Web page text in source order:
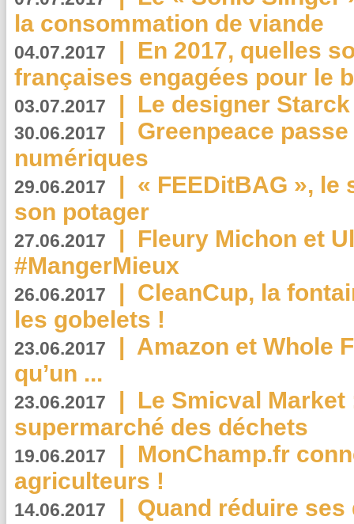
la consommation de viande
04.07.2017 | En 2017, quelles
françaises engagées pour le
03.07.2017 | Le designer
30.06.2017 | Greenpeace
numériques
29.06.2017 | « FEEDitBAG », le
son potager
27.06.2017 | Fleury Michon et
#MangerMieux
26.06.2017 | CleanCup, la
les gobelets !
23.06.2017 | Amazon et Whole
qu’un ...
23.06.2017 | Le Smicval
supermarché des déchets
19.06.2017 | MonChamp.fr
agriculteurs !
14.06.2017 | Quand réduire